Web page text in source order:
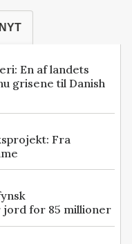
En af landets
grisene til Danish
Fra
for 85 millioner